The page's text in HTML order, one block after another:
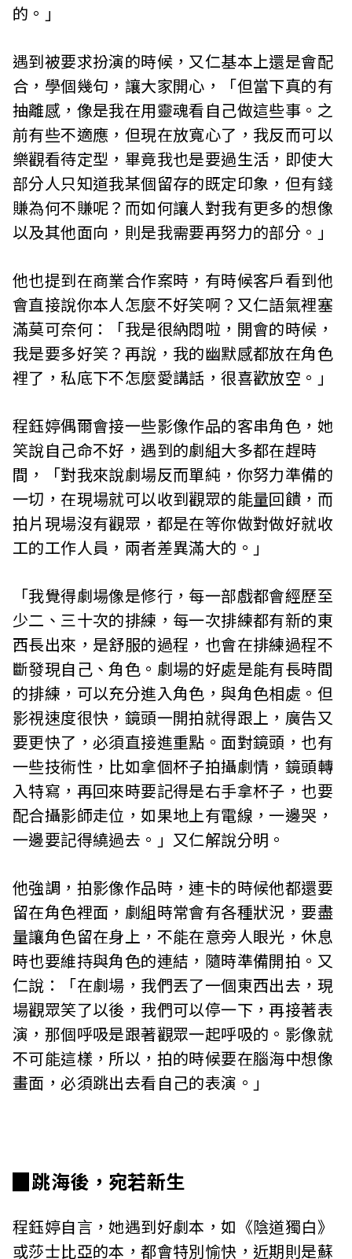
的。」
遇到被要求扮演的時候，又仁基本上還是會配
合，學個幾句，讓大家開心，「但當下真的有
抽離感，像是我在用靈魂看自己做這些事。之
前有些不適應，但現在放寬心了，我反而可以
樂觀看待定型，畢竟我也是要過生活，即使大
部分人只知道我某個留存的既定印象，但有錢
賺為何不賺呢？而如何讓人對我有更多的想像
以及其他面向，則是我需要再努力的部分。」
他也提到在商業合作案時，有時候客戶看到他
會直接說你本人怎麼不好笑啊？又仁語氣裡塞
滿莫可奈何：「我是很納悶啦，開會的時候，
我是要多好笑？再說，我的幽默感都放在角色
裡了，私底下不怎麼愛講話，很喜歡放空。」
程鈺婷偶爾會接一些影像作品的客串角色，她
笑說自己命不好，遇到的劇組大多都在趕時
間，「對我來說劇場反而單純，你努力準備的
一切，在現場就可以收到觀眾的能量回饋，而
拍片現場沒有觀眾，都是在等你做對做好就收
工的工作人員，兩者差異滿大的。」
「我覺得劇場像是修行，每一部戲都會經歷至
少二、三十次的排練，每一次排練都有新的東
西長出來，是舒服的過程，也會在排練過程不
斷發現自己、角色。劇場的好處是能有長時間
的排練，可以充分進入角色，與角色相處。但
影視速度很快，鏡頭一開拍就得跟上，廣告又
要更快了，必須直接進重點。面對鏡頭，也有
一些技術性，比如拿個杯子拍攝劇情，鏡頭轉
入特寫，再回來時要記得是右手拿杯子，也要
配合攝影師走位，如果地上有電線，一邊哭，
一邊要記得繞過去。」又仁解說分明。
他強調，拍影像作品時，連卡的時候他都還要
留在角色裡面，劇組時常會有各種狀況，要盡
量讓角色留在身上，不能在意旁人眼光，休息
時也要維持與角色的連結，隨時準備開拍。又
仁說：「在劇場，我們丟了一個東西出去，現
場觀眾笑了以後，我們可以停一下，再接著表
演，那個呼吸是跟著觀眾一起呼吸的。影像就
不可能這樣，所以，拍的時候要在腦海中想像
畫面，必須跳出去看自己的表演。」
▉跳海後，宛若新生
程鈺婷自言，她遇到好劇本，如《陰道獨白》
或莎士比亞的本，都會特別愉快，近期則是蘇